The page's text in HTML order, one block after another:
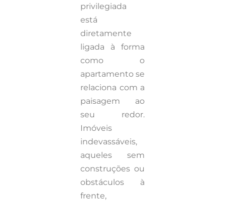
privilegiada
está
diretamente
ligada à forma
como o
apartamento se
relaciona com a
paisagem ao
seu redor.
Imóveis
indevassáveis,
aqueles sem
construções ou
obstáculos à
frente,